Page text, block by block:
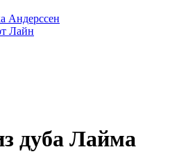
Андерссен
Лайн
дуба Лайма